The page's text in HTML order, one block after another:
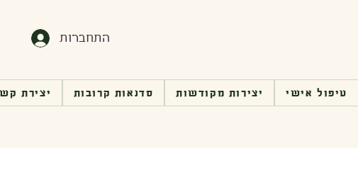
התחברות
טיפול אישי יצירות מקודשות סדנאות קרובות יצירת